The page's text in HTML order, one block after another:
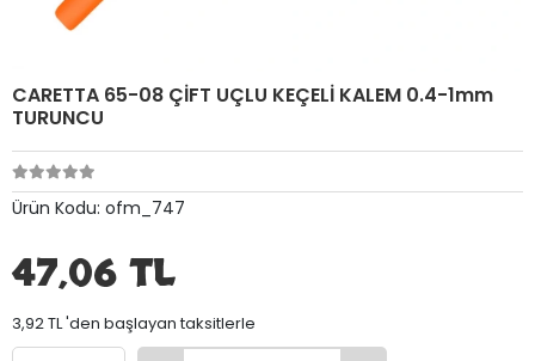
CARETTA 65-08 ÇİFT UÇLU KEÇELİ KALEM 0.4-1mm
TURUNCU
Ürün Kodu: ofm_747
47,06 TL
3,92 TL 'den başlayan taksitlerle